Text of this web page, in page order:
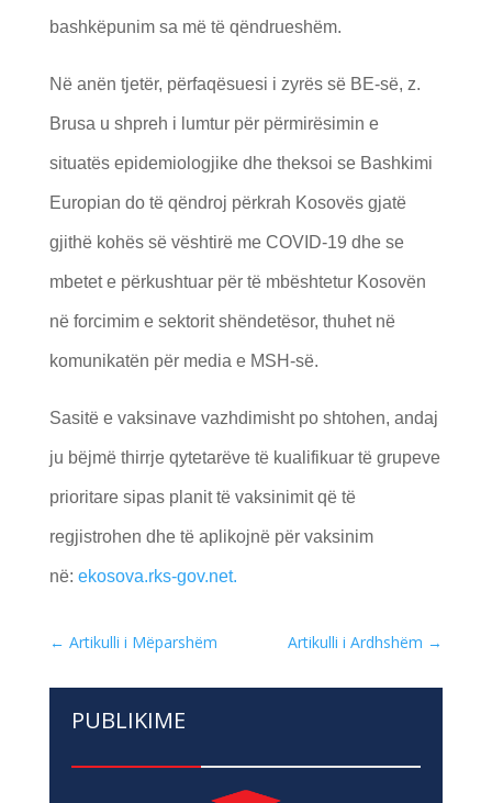
bashkëpunim sa më të qëndrueshëm.
Në anën tjetër, përfaqësuesi i zyrës së BE-së, z.
Brusa u shpreh i lumtur për përmirësimin e
situatës epidemiologjike dhe theksoi se Bashkimi
Europian do të qëndroj përkrah Kosovës gjatë
gjithë kohës së vështirë me COVID-19 dhe se
mbetet e përkushtuar për të mbështetur Kosovën
në forcimim e sektorit shëndetësor, thuhet në
komunikatën për media e MSH-së.
Sasitë e vaksinave vazhdimisht po shtohen, andaj
ju bëjmë thirrje qytetarëve të kualifikuar të grupeve
prioritare sipas planit të vaksinimit që të
regjistrohen dhe të aplikojnë për vaksinim
në: ekosova.rks-gov.net.
← Artikulli i Mëparshëm Artikulli i Ardhshëm →
PUBLIKIME